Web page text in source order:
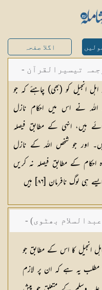
اگلا صفحہ
تیسیرالقرآن -
عبد الرحمن
اہل انجیل کو (بھی) چاہئے کہ جو
اللہ نے اس میں احکام نازل
ہیں، انہی کے مطابق فیصلہ
اور جو شخص اللہ کے نازل
احکام کے مطابق فیصلہ نہ کریں
ہی لوگ نافرمان [٨٦] ہیں
بھٹوی) -
انجیل کا اس کے مطابق جو
یہ ہے کہ ان پر لازم